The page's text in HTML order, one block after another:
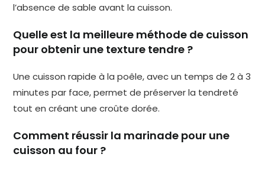
l’absence de sable avant la cuisson.
Quelle est la meilleure méthode de cuisson
pour obtenir une texture tendre ?
Une cuisson rapide à la poêle, avec un temps de 2 à 3
minutes par face, permet de préserver la tendreté
tout en créant une croûte dorée.
Comment réussir la marinade pour une
cuisson au four ?